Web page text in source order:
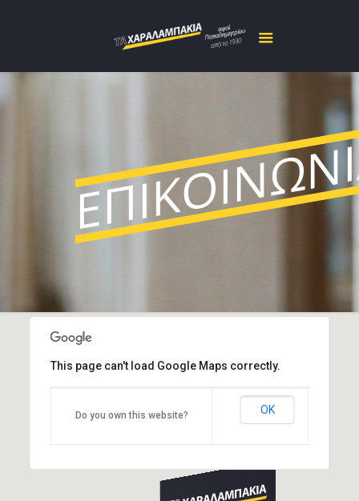
This page can't load Google Maps correctly.
Do you own this website? OK